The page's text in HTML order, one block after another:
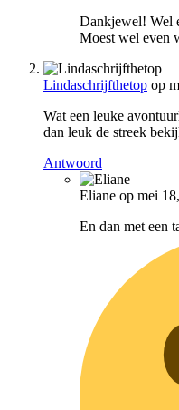
Dankjewel! Wel
Moest wel even
Lindaschrijfthetop op
Wat een leuke
dan leuk de streek
Antwoord
Eliane op mei
En dan met een